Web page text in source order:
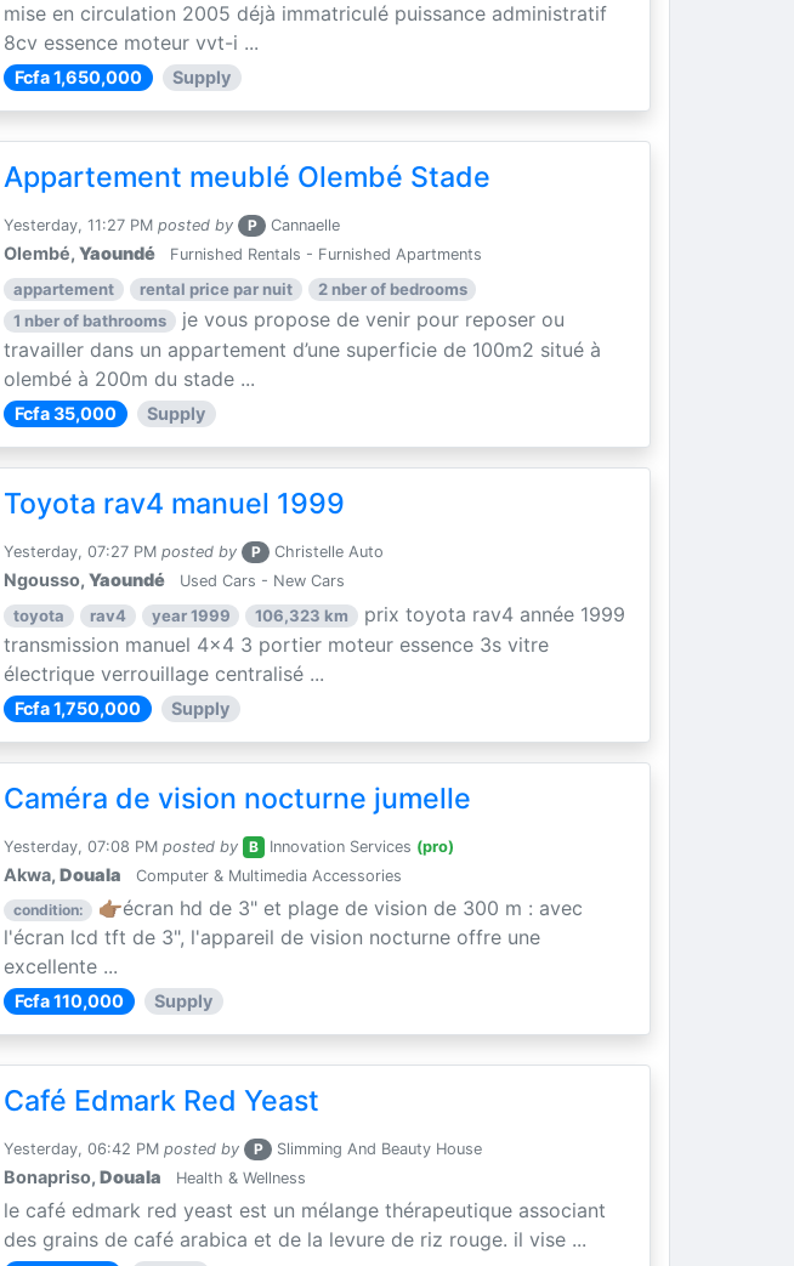
mise en circulation 2005 déjà immatriculé puissance administratif
8cv essence moteur vvt-i ...
Fcfa 1,650,000 Supply
Appartement meublé Olembé Stade
Yesterday, 11:27 PM posted by P Cannaelle
Olembé,Yaoundé Furnished Rentals - Furnished Apartments
appartement rental price par nuit
2 nber of bedrooms
1 nber of bathrooms
je vous propose de venir pour reposer ou
travailler dans un appartement d’une superficie de 100m2 situé à
olembé à 200m du stade ...
Fcfa 35,000 Supply
Toyota rav4 manuel 1999
Yesterday, 07:27 PM posted by P Christelle Auto
Ngousso,Yaoundé Used Cars - New Cars
toyota rav4 year 1999 106,323 km
prix toyota rav4 année 1999
transmission manuel 4x4 3 portier moteur essence 3s vitre
électrique verrouillage centralisé ...
Fcfa 1,750,000 Supply
Caméra de vision nocturne jumelle
Yesterday, 07:08 PM posted by B Innovation Services (pro)
Akwa,Douala
Computer & Multimedia Accessories
condition: 👉🏽écran hd de 3" et plage de vision de 300 m : avec
l'écran lcd tft de 3", l'appareil de vision nocturne offre une
excellente ...
Fcfa 110,000 Supply
Café Edmark Red Yeast
Yesterday, 06:42 PM posted by P Slimming And Beauty House
Bonapriso,Douala Health & Wellness
le café edmark red yeast est un mélange thérapeutique associant
des grains de café arabica et de la levure de riz rouge. il vise ...